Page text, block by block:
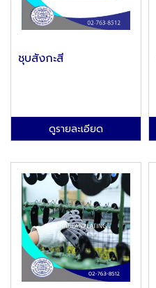
ชุบสังกะสี
ดูรายละเอียด